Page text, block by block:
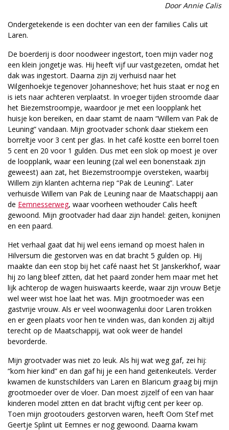
Door Annie Calis
Ondergetekende is een dochter van een der families Calis uit
Laren.
De boerderij is door noodweer ingestort, toen mijn vader nog
een klein jongetje was. Hij heeft vijf uur vastgezeten, omdat het
dak was ingestort. Daarna zijn zij verhuisd naar het
Wilgenhoekje tegenover Johanneshove; het huis staat er nog en
is iets naar achteren verplaatst. In vroeger tijden stroomde daar
het Biezemstroompje, waardoor je met een loopplank het
huisje kon bereiken, en daar stamt de naam “Willem van Pak de
Leuning” vandaan. Mijn grootvader schonk daar stiekem een
borreltje voor 3 cent per glas. In het café kostte een borrel toen
5 cent en 20 voor 1 gulden. Dus met een slok op moest je over
de loopplank, waar een leuning (zal wel een bonenstaak zijn
geweest) aan zat, het Biezemstroompje oversteken, waarbij
Willem zijn klanten achterna riep “Pak de Leuning”. Later
verhuisde Willem van Pak de Leuning naar de Maatschappij aan
de Eemnesserweg, waar voorheen wethouder Calis heeft
gewoond. Mijn grootvader had daar zijn handel: geiten, konijnen
en een paard.
Het verhaal gaat dat hij wel eens iemand op moest halen in
Hilversum die gestorven was en dat bracht 5 gulden op. Hij
maakte dan een stop bij het café naast het St Janskerkhof, waar
hij zo lang bleef zitten, dat het paard zonder hem maar met het
lijk achterop de wagen huiswaarts keerde, waar zijn vrouw Betje
wel weer wist hoe laat het was. Mijn grootmoeder was een
gastvrije vrouw. Als er veel woonwagenlui door Laren trokken
en er geen plaats voor hen te vinden was, dan konden zij altijd
terecht op de Maatschappij, wat ook weer de handel
bevorderde.
Mijn grootvader was niet zo leuk. Als hij wat weg gaf, zei hij:
“kom hier kind” en dan gaf hij je een hand geitenkeutels. Verder
kwamen de kunstschilders van Laren en Blaricum graag bij mijn
grootmoeder over de vloer. Dan moest zijzelf of een van haar
kinderen model zitten en dat bracht vijftig cent per keer op.
Toen mijn grootouders gestorven waren, heeft Oom Stef met
Geertje Splint uit Eemnes er nog gewoond. Daarna kwam